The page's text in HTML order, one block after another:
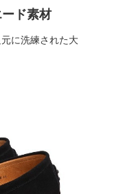
ド素材
に洗練された大